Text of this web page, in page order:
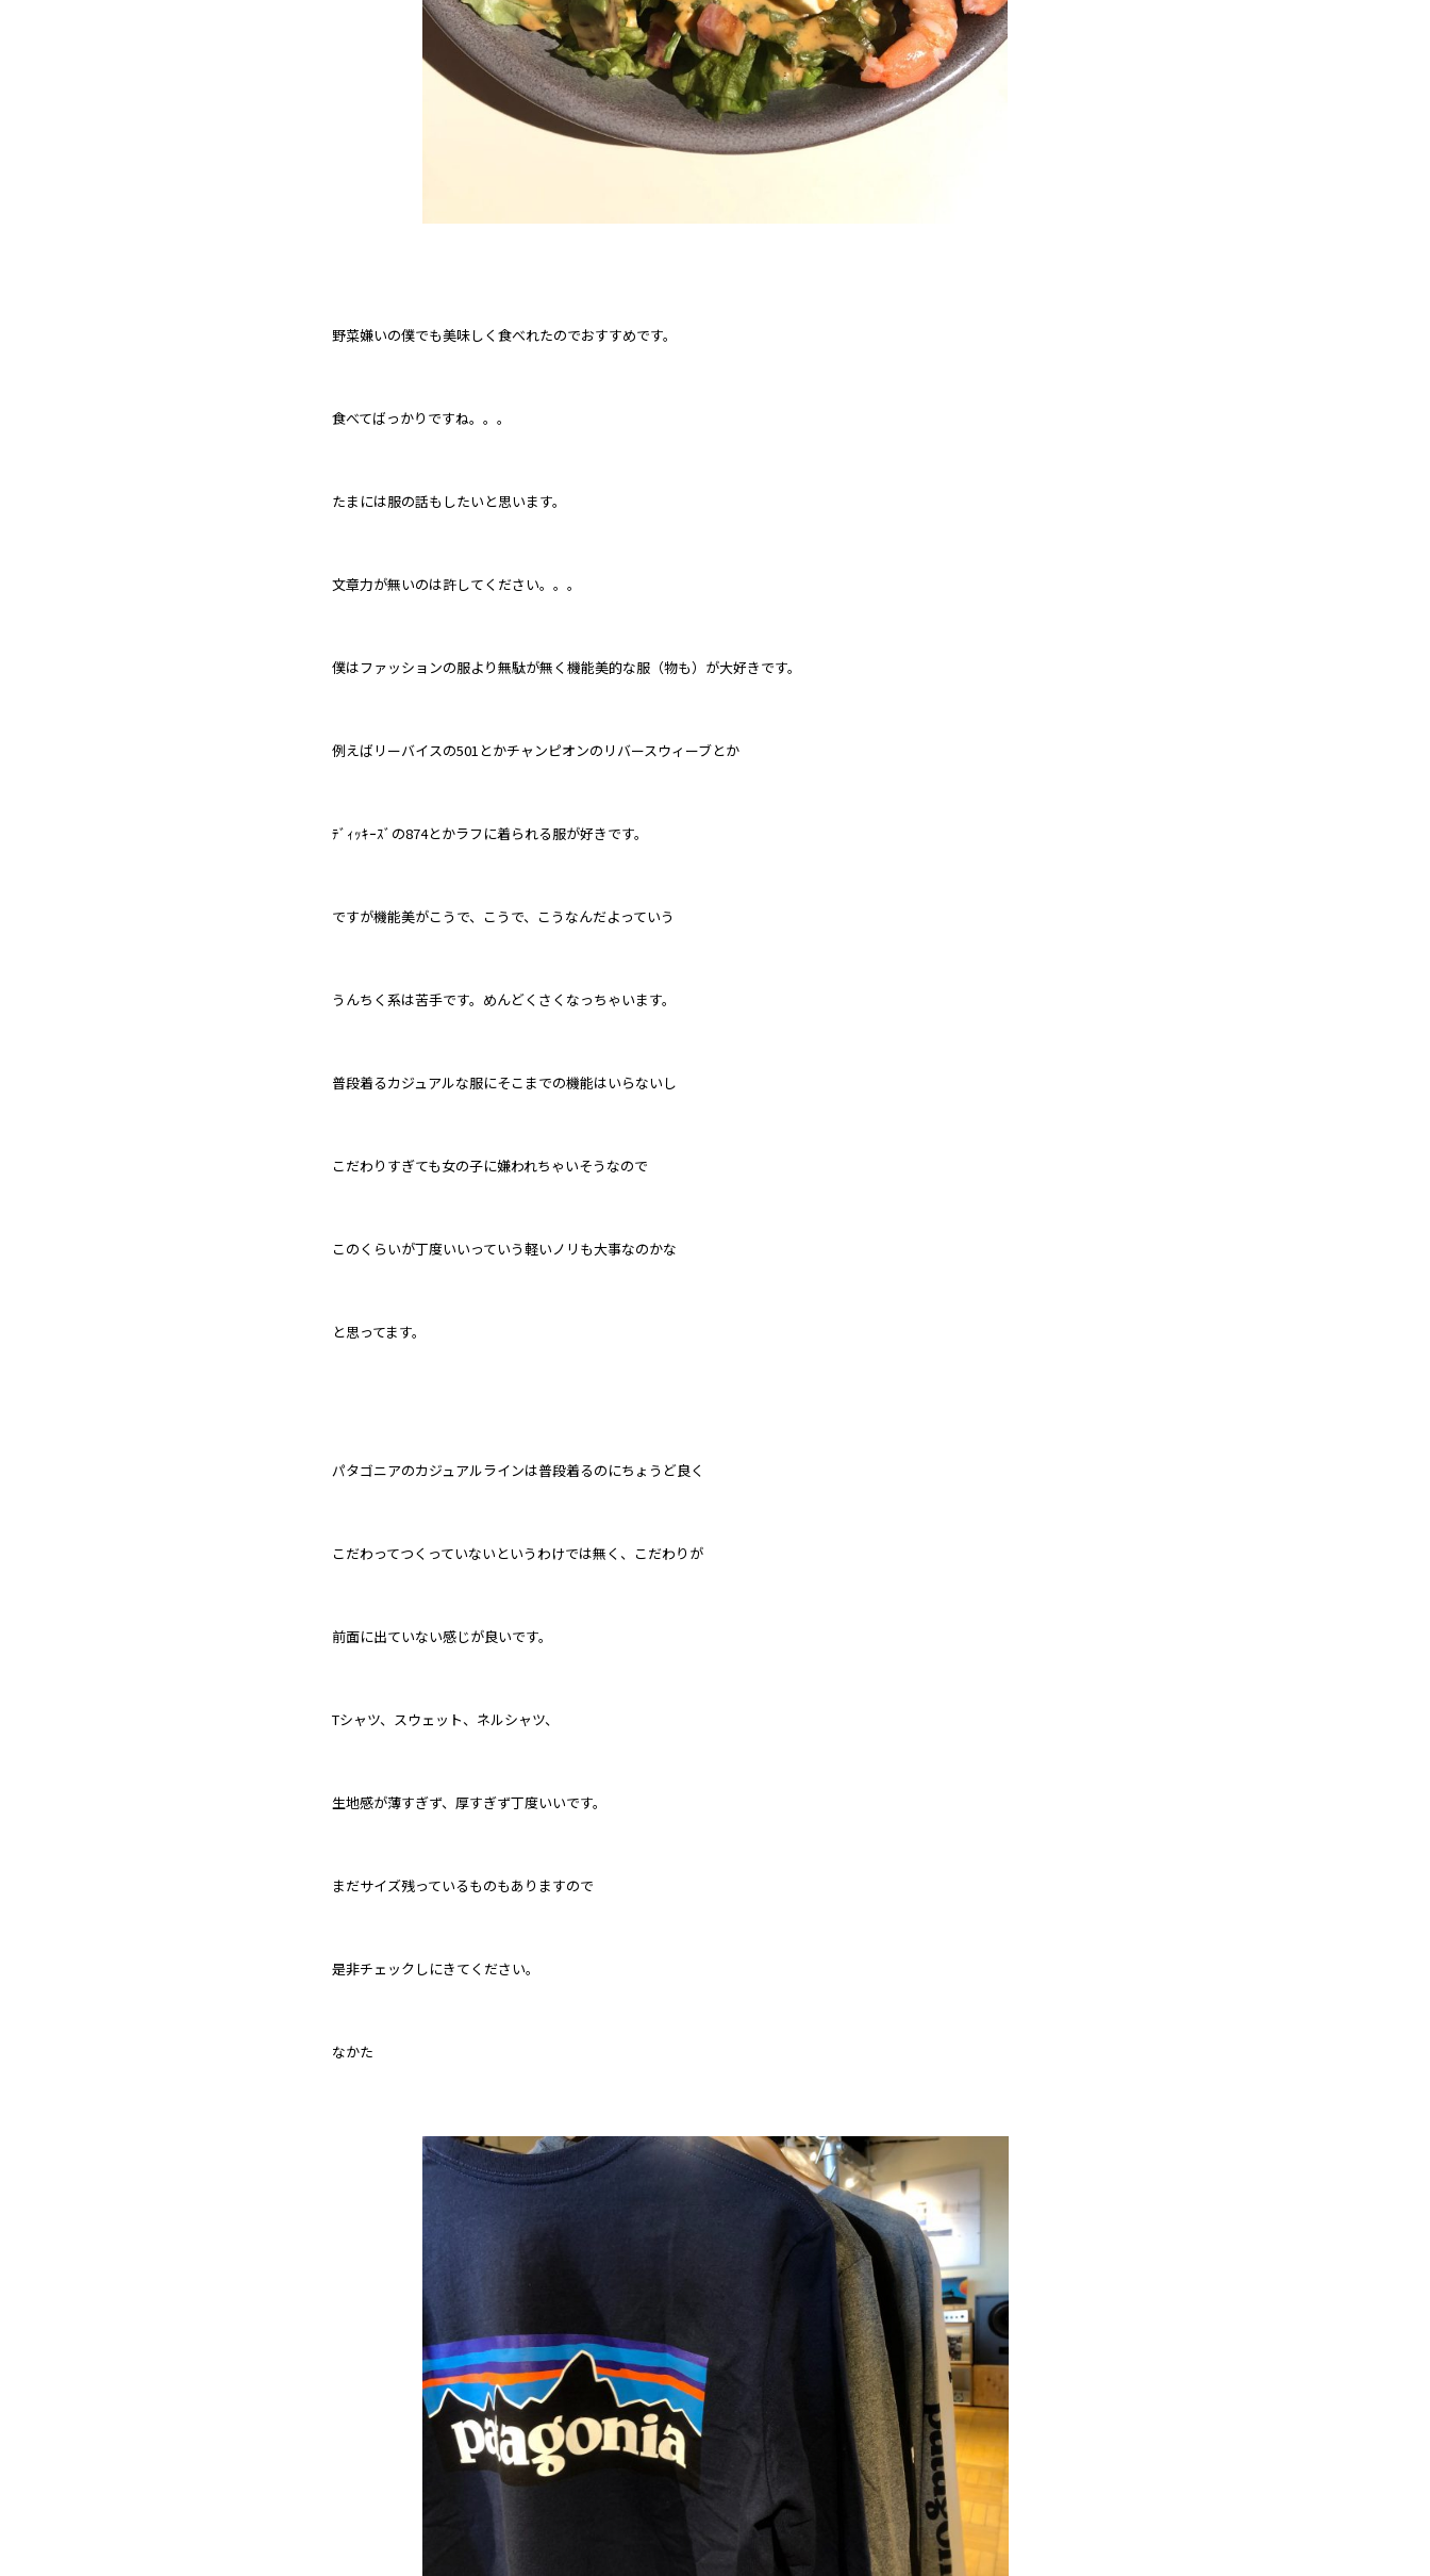
野菜嫌いの僕でも美味しく食べれたのでおすすめです。
食べてばっかりですね。。。
たまには服の話もしたいと思います。
文章力が無いのは許してください。。。
僕はファッションの服より無駄が無く機能美的な服（物も）が大好きです。
例えばリーバイスの501とかチャンピオンのリバースウィーブとか
ﾃﾞｨｯｷｰｽﾞの874とかラフに着られる服が好きです。
ですが機能美がこうで、こうで、こうなんだよっていう
うんちく系は苦手です。めんどくさくなっちゃいます。
普段着るカジュアルな服にそこまでの機能はいらないし
こだわりすぎても女の子に嫌われちゃいそうなので
このくらいが丁度いいっていう軽いノリも大事なのかな
と思ってます。
パタゴニアのカジュアルラインは普段着るのにちょうど良く
こだわってつくっていないというわけでは無く、こだわりが
前面に出ていない感じが良いです。
Tシャツ、スウェット、ネルシャツ、
生地感が薄すぎず、厚すぎず丁度いいです。
まだサイズ残っているものもありますので
是非チェックしにきてください。
なかた